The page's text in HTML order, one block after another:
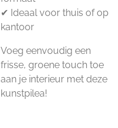
✔ Ideaal voor thuis of op
kantoor
Voeg eenvoudig een
frisse, groene touch toe
aan je interieur met deze
kunstpilea!